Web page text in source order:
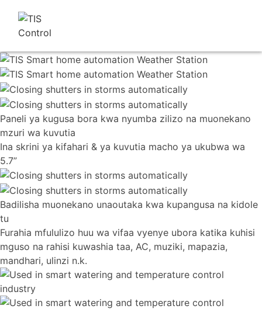
Paneli ya kugusa bora kwa nyumba zilizo na muonekano
mzuri wa kuvutia
Ina skrini ya kifahari & ya kuvutia macho ya ukubwa wa
5.7”
Badilisha muonekano unaoutaka kwa kupangusa na kidole
tu
Furahia mfululizo huu wa vifaa vyenye ubora katika kuhisi
mguso na rahisi kuwashia taa, AC, muziki, mapazia,
mandhari, ulinzi n.k.